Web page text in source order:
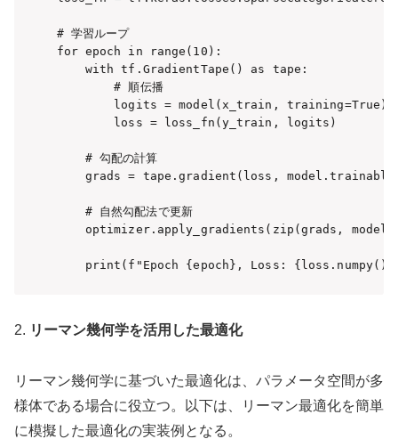
# 学習ループ
for epoch in range(10):
    with tf.GradientTape() as tape:
        # 順伝播
        logits = model(x_train, training=True)
        loss = loss_fn(y_train, logits)
    # 勾配の計算
grads = tape.gradient(loss,
    # 自然勾配法で更新
optimizer.apply_gradients(zip(grads,
print(f"Epoch {epoch}, Loss:
2. リーマン幾何学を活用した最適化
リーマン幾何学に基づいた最適化は、パラメータ空間が多
様体である場合に役立つ。以下は、リーマン最適化を簡単
に模擬した最適化の実装例となる。